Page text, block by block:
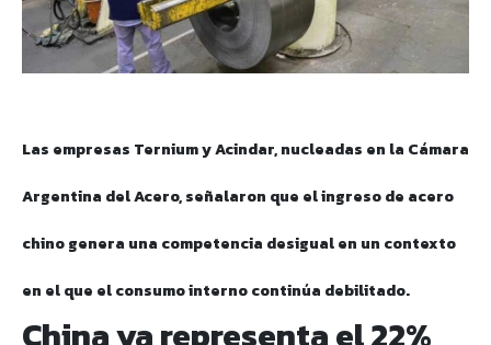
Las empresas Ternium y Acindar, nucleadas en la Cámara
Argentina del Acero, señalaron que el ingreso de acero
chino genera una competencia desigual en un contexto
en el que el consumo interno continúa debilitado.